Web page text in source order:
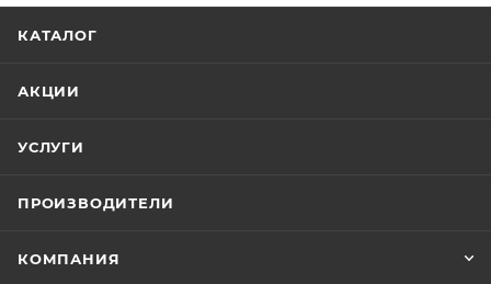
КАТАЛОГ
АКЦИИ
УСЛУГИ
ПРОИЗВОДИТЕЛИ
КОМПАНИЯ